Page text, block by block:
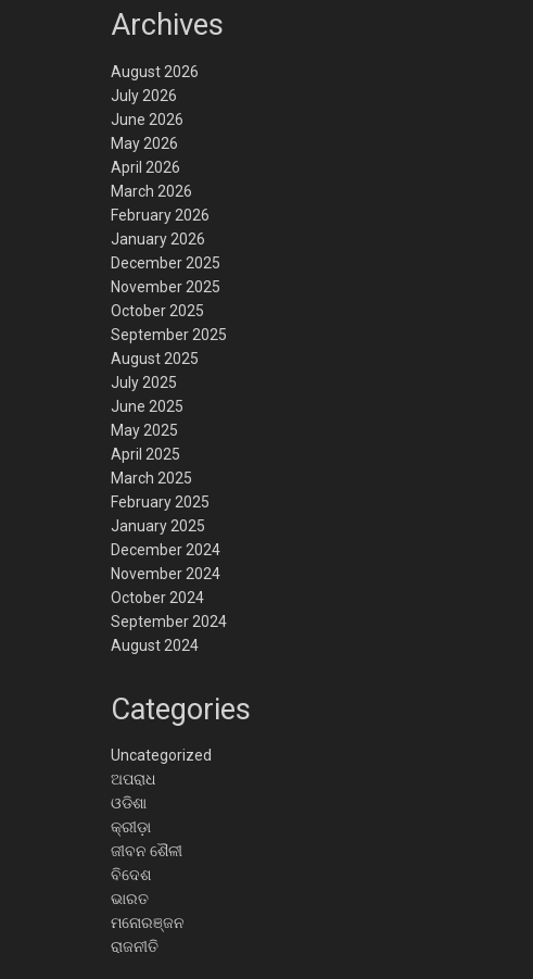
Archives
August 2026
July 2026
June 2026
May 2026
April 2026
March 2026
February 2026
January 2026
December 2025
November 2025
October 2025
September 2025
August 2025
July 2025
June 2025
May 2025
April 2025
March 2025
February 2025
January 2025
December 2024
November 2024
October 2024
September 2024
August 2024
Categories
Uncategorized
ଅପରାଧ
ଓଡିଶା
କ୍ରୀଡ଼ା
ଜୀବନ ଶୈଳୀ
ବିଦେଶ
ଭାରତ
ମନୋରଞ୍ଜନ
ରାଜନୀତି